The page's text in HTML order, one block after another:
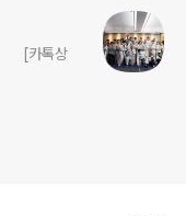
[카톡상